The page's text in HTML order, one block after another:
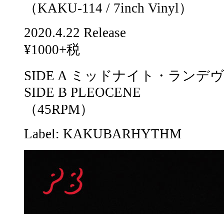
（KAKU-114 / 7inch Vinyl）
2020.4.22 Release
¥1000+税
SIDE A ミッドナイト・ランデ
SIDE B PLEOCENE
（45RPM）
Label: KAKUBARHYTHM